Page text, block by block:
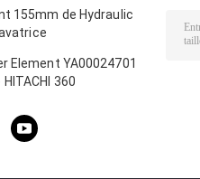
155mm de Hydraulic
Element YA00024701
360